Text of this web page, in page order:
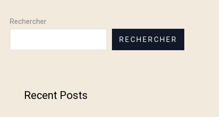
Rechercher
RECHERCHER
Recent Posts